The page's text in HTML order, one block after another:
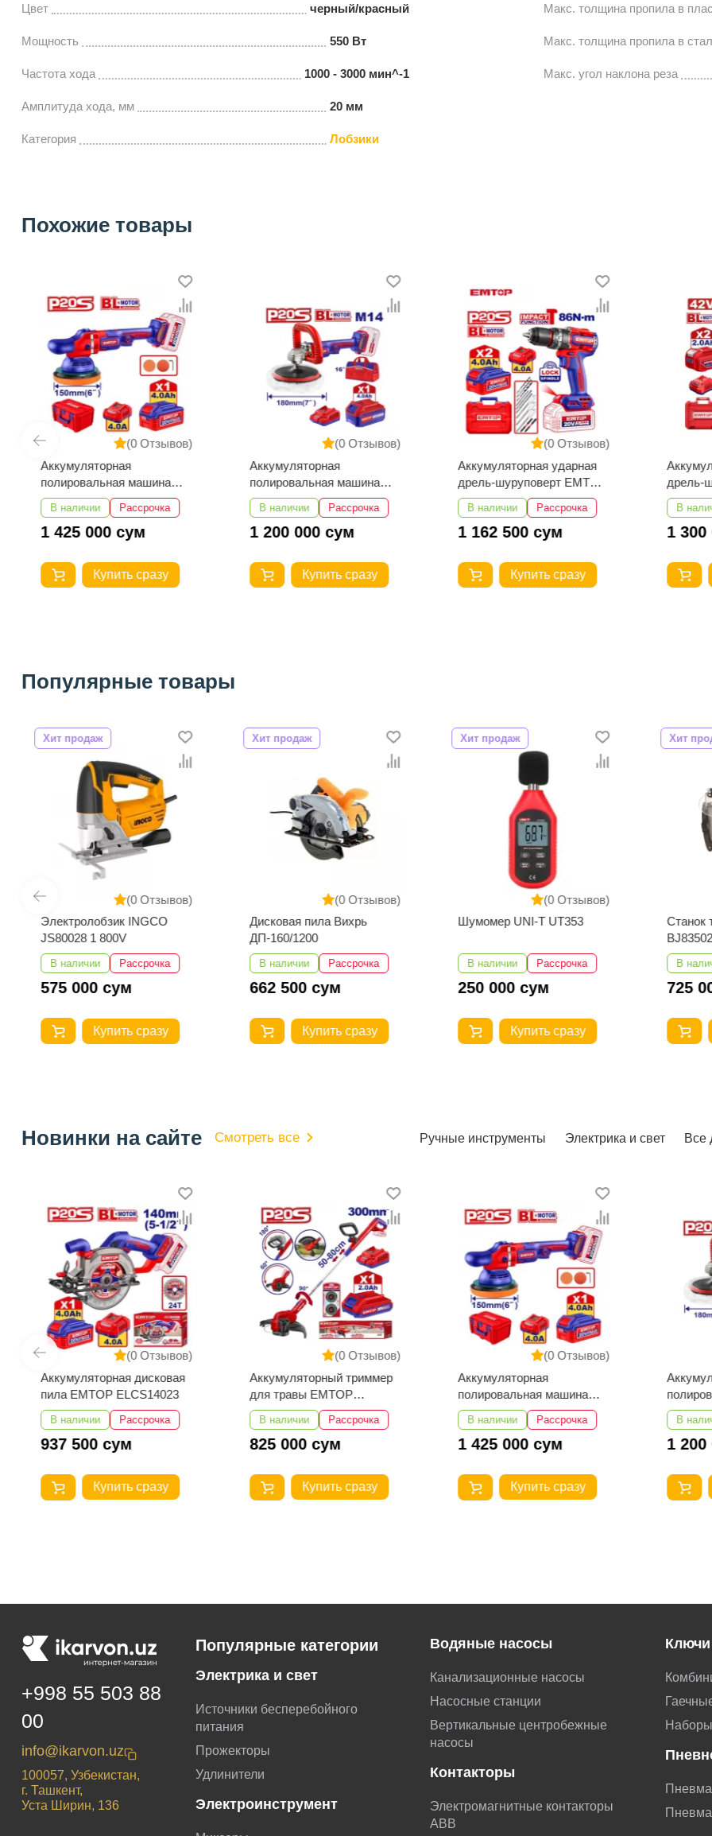
Цвет черный/красный
Мощность 550 Вт
Частота хода 1000 - 3000 мин^-1
Амплитуда хода, мм 20 мм
Категория Лобзики
Макс. толщина пропила в
Макс. толщина пропила в
Макс. угол наклона реза
Похожие товары
(0 Отзывов)
Аккумуляторная
полировальная машина
EMTOP ELAP20158
В наличии Рассрочка
1 425 000 сум
Купить сразу
(0 Отзывов)
Аккумуляторная
полировальная машина
EMTOP ELAP20188
В наличии Рассрочка
1 200 000 сум
Купить сразу
(0 Отзывов)
Аккумуляторная ударная
дрель-шуруповерт EMTOP
ECIDL208682
В наличии Рассрочка
1 162 500 сум
Купить сразу
дрель-
В
1
Популярные товары
(0 Отзывов)
Хит продаж
Электролобзик INGCO
JS80028 1 800V
В наличии Рассрочка
575 000 сум
Купить сразу
(0 Отзывов)
Хит продаж
Дисковая пила Вихрь
ДП-160/1200
В наличии Рассрочка
662 500 сум
Купить сразу
(0 Отзывов)
Хит продаж
Шумомер UNI-T UT353
В наличии Рассрочка
250 000 сум
Купить сразу
Хит
Станок
В
725
Новинки на сайте Смотреть все Ручные инструменты Электрика и свет Все
(0 Отзывов)
Аккумуляторная дисковая
пила EMTOP ELCS14023
В наличии Рассрочка
937 500 сум
Купить сразу
(0 Отзывов)
Аккумуляторный триммер
для травы EMTOP
ELGT203285
В наличии Рассрочка
825 000 сум
Купить сразу
(0 Отзывов)
Аккумуляторная
полировальная машина
EMTOP ELAP20158
В наличии Рассрочка
1 425 000 сум
Купить сразу
EMTOP
В
1
+998 55 503 88
00
info@ikarvon.uz
100057, Узбекистан,
г. Ташкент,
Уста Ширин, 136
Популярные категории
Электрика и свет
Источники бесперебойного
питания
Прожекторы
Удлинители
Электроинструмент
Водяные насосы
Канализационные насосы
Насосные станции
Вертикальные центробежные
насосы
Контакторы
Электромагнитные контакторы
АВВ
Ключи